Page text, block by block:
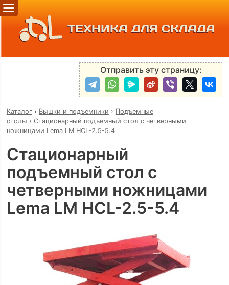
ТЕХНИКА ДЛЯ СКЛАДА
Отправить эту страницу:
Каталог› Вышки и подъемники › Подъемные
столы › Стационарный подъемный стол с четверными
ножницами Lema LM HCL-2.5-5.4
Стационарный
подъемный стол с
четверными ножницами
Lema LM HCL-2.5-5.4